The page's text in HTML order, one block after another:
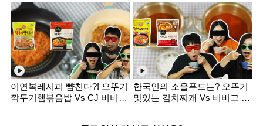
이연복레시피 뺨친다?! 오뚜기
깍두기햄볶음밥 Vs CJ 비비고
한국인의 소울푸드는? 오뚜기
맛있는 김치찌개 Vs 비비고 두